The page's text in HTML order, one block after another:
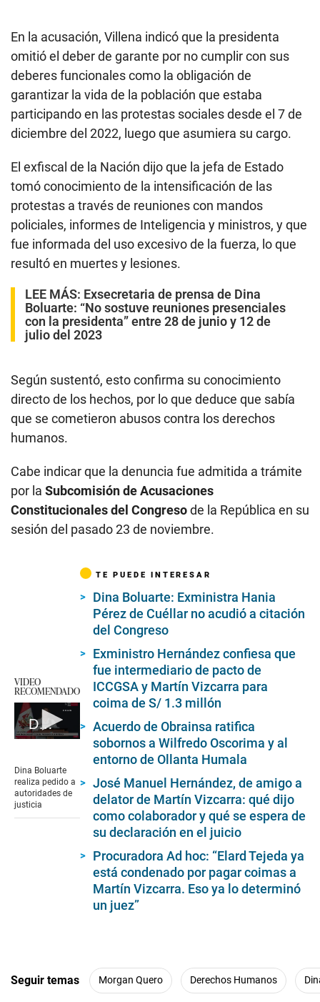
En la acusación, Villena indicó que la presidenta
omitió el deber de garante por no cumplir con sus
deberes funcionales como la obligación de
garantizar la vida de la población que estaba
participando en las protestas sociales desde el 7 de
diciembre del 2022, luego que asumiera su cargo.
El exfiscal de la Nación dijo que la jefa de Estado
tomó conocimiento de la intensificación de las
protestas a través de reuniones con mandos
policiales, informes de Inteligencia y ministros, y que
fue informada del uso excesivo de la fuerza, lo que
resultó en muertes y lesiones.
LEE MÁS: Exsecretaria de prensa de Dina
Boluarte: “No sostuve reuniones presenciales
con la presidenta” entre 28 de junio y 12 de
julio del 2023
Según sustentó, esto confirma su conocimiento
directo de los hechos, por lo que deduce que sabía
que se cometieron abusos contra los derechos
humanos.
Cabe indicar que la denuncia fue admitida a trámite
por la Subcomisión de Acusaciones
Constitucionales del Congresode la República en su
sesión del pasado 23 de noviembre.
VIDEO
RECOMENDADO
Dina Boluarte abre debate sobre pena de muerte para violadores de menores de edad
of
1
minute,
53
seconds
Dina Boluarte
realiza pedido a
autoridades de
justicia
TE PUEDE INTERESAR
Dina Boluarte: Exministra Hania
Pérez de Cuéllar no acudió a citación
del Congreso
Exministro Hernández confiesa que
fue intermediario de pacto de
ICCGSA y Martín Vizcarra para
coima de S/ 1.3 millón
Acuerdo de Obrainsa ratifica
sobornos a Wilfredo Oscorima y al
entorno de Ollanta Humala
José Manuel Hernández, de amigo a
delator de Martín Vizcarra: qué dijo
como colaborador y qué se espera de
su declaración en el juicio
Procuradora Ad hoc: “Elard Tejeda ya
está condenado por pagar coimas a
Martín Vizcarra. Eso ya lo determinó
un juez”
Seguir temas Morgan Quero Derechos Humanos